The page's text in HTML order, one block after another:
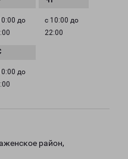
до
с 10:00 до
22:00
до
район,